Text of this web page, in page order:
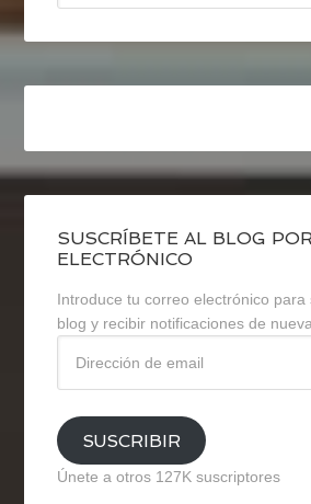
SUSCRÍBETE AL BLOG
ELECTRÓNICO
Introduce tu correo electrónico para
blog y recibir notificaciones de
email
SUSCRIBIR
Únete a otros 127K suscriptores